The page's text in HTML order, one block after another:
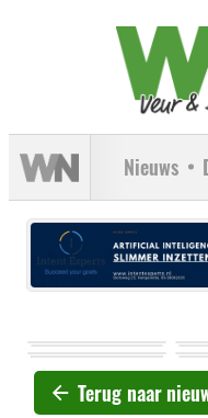
Nieuws
Terug naar